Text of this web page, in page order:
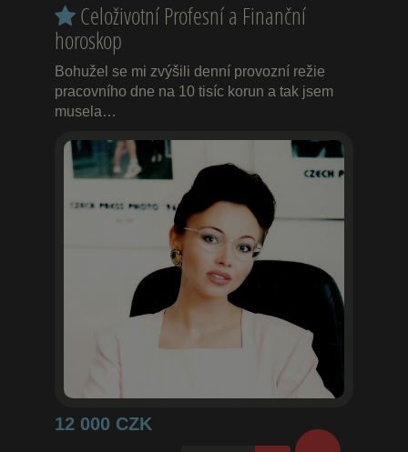
Celoživotní Profesní a Finanční
horoskop
Bohužel se mi zvýšili denní provozní režie
pracovního dne na 10 tisíc korun a tak jsem
musela…
12 000 CZK